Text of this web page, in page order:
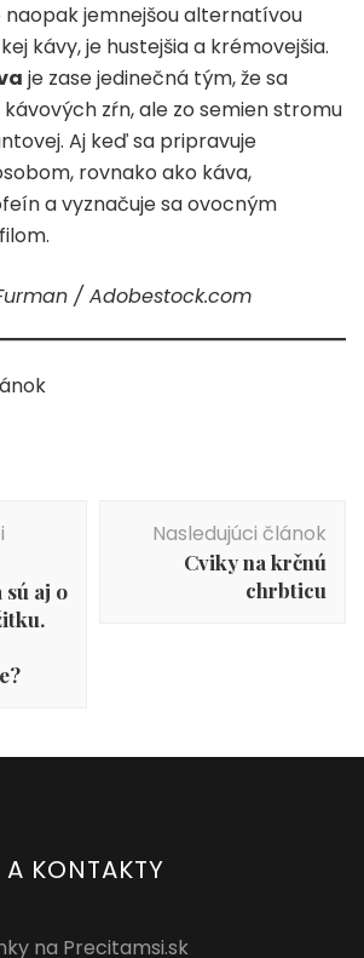
naopak jemnejšou alternatívou
kávy, je hustejšia a krémovejšia.
je zase jedinečná tým, že sa
zŕn, ale zo semien stromu
Aj keď sa pripravuje
rovnako ako káva,
a vyznačuje sa ovocným
/ Adobestock.com
sú aj o
Nasledujúci článok
Cviky na krčnú
chrbticu
KONTAKTY
na Precitamsi.sk